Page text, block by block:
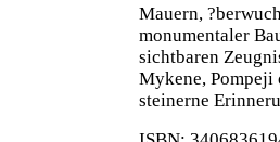
Mauern,
monumentaler
sichtbaren
Mykene, Pompeji
steinerne